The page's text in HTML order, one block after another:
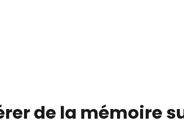
de la mémoire